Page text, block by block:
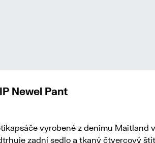
Newel Pant
vyrobené z denimu
zadní sedlo a tkaný čtvercový